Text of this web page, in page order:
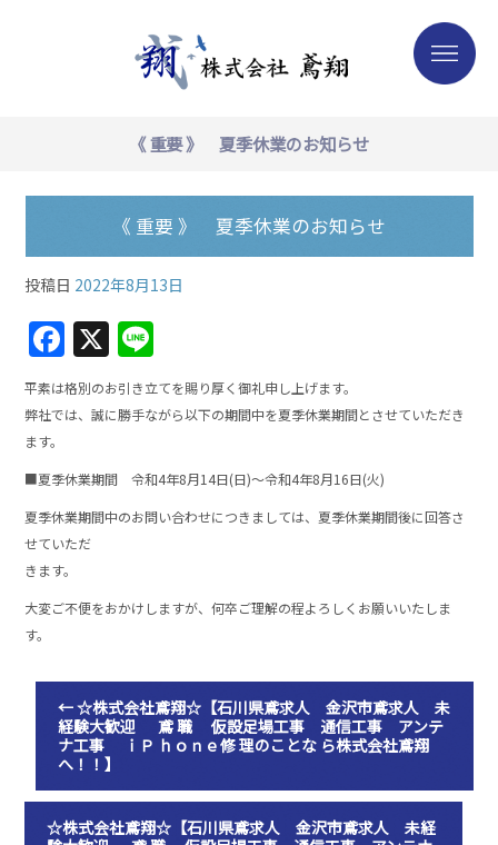
《 重要 》 夏季休業のお知らせ
《 重要 》 夏季休業のお知らせ
投稿日 2022年8月13日
F
a
c
b
o
o
k
X
n
e
平素は格別のお引き立てを賜り厚く御礼申し上げます。
弊社では、誠に勝手ながら以下の期間中を夏季休業期間とさせていただき
ます。
■夏季休業期間 令和4年8月14日(日)〜令和4年8月16日(火)
夏季休業期間中のお問い合わせにつきましては、夏季休業期間後に回答さ
せていただ
きます。
大変ご不便をおかけしますが、何卒ご理解の程よろしくお願いいたしま
す。
←☆株式会社鳶翔☆【石川県鳶求人 金沢市鳶求人 未
経験大歓迎 鳶 職 仮設足場工事 通信工事 アンテ
ナ工事 ｉＰ ｈｏｎｅ修 理のことな ら株式会社鳶翔
へ！！】
☆株式会社鳶翔☆【石川県鳶求人 金沢市鳶求人 未経